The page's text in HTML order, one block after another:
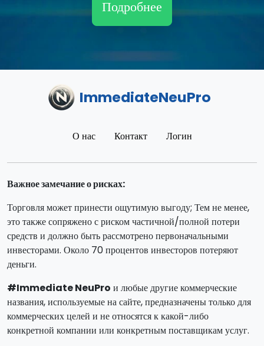
Подробнее
ImmediateNeuPro
О нас Контакт Логин
Важное замечание о рисках:
Торговля может принести ощутимую выгоду; Тем не менее,
это также сопряжено с риском частичной/полной потери
средств и должно быть рассмотрено первоначальными
инвесторами. Около 70 процентов инвесторов потеряют
деньги.
#Immediate NeuPro и любые другие коммерческие
названия, используемые на сайте, предназначены только для
коммерческих целей и не относятся к какой-либо
конкретной компании или конкретным поставщикам услуг.